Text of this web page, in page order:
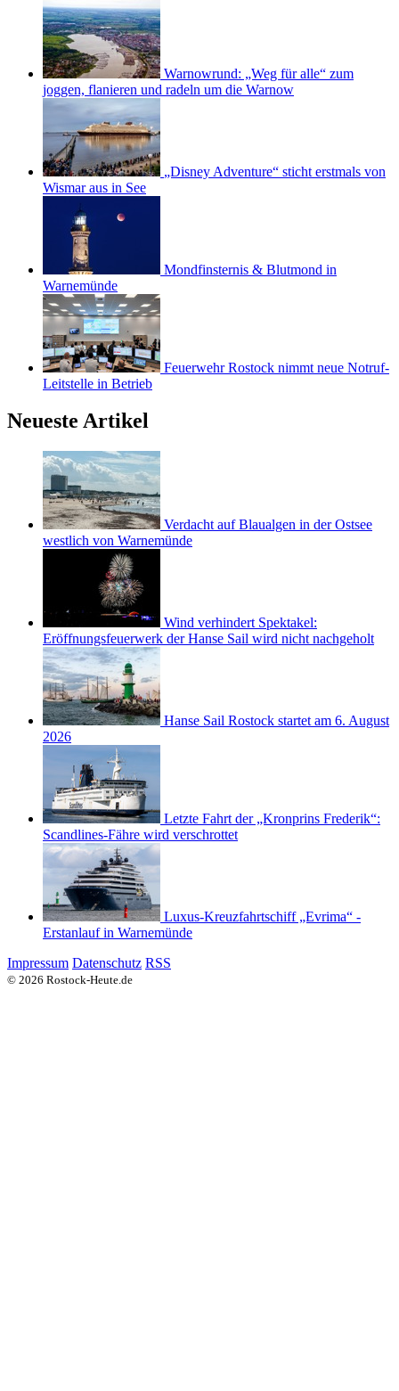
Warnowrund: „Weg für alle“ zum
joggen, flanieren und radeln um die Warnow
„Disney Adventure“ sticht erstmals von
Wismar aus in See
Mondfinsternis & Blutmond in
Warnemünde
Feuerwehr Rostock nimmt neue Notruf-
Leitstelle in Betrieb
Neueste Artikel
Verdacht auf Blaualgen in der Ostsee
westlich von Warnemünde
Wind verhindert Spektakel:
Eröffnungsfeuerwerk der Hanse Sail wird nicht nachgeholt
Hanse Sail Rostock startet am 6. August
2026
Letzte Fahrt der „Kronprins Frederik“:
Scandlines-Fähre wird verschrottet
Luxus-Kreuzfahrtschiff „Evrima“ -
Erstanlauf in Warnemünde
Impressum Datenschutz RSS
© 2026 Rostock-Heute.de